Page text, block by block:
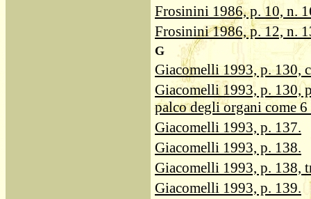
Frosinini 1986, p. 10, n.
Frosinini 1986, p. 12, n.
G
Giacomelli 1993, p. 130,
Giacomelli 1993, p. 130,
palco degli organi come
Giacomelli 1993, p. 137.
Giacomelli 1993, p. 138.
Giacomelli 1993, p. 138,
Giacomelli 1993, p. 139.